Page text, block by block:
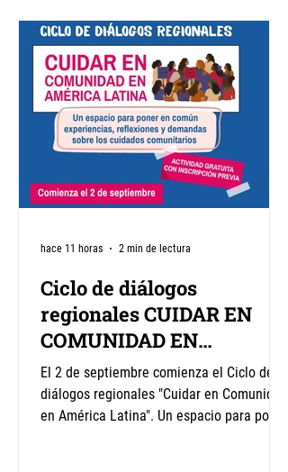
Ciclo de diálogos
regionales CUIDAR EN
COMUNIDAD EN
AMÉRICA LATINA
El 2 de septiembre comienza el Ciclo de
diálogos regionales "Cuidar en Comunidad
en América Latina". Un espacio para poner
hace 11 horas 2 min de lectura